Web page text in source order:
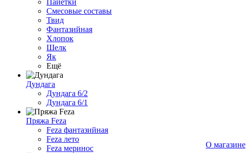
Смесовые составы
Твид
Фантазийная
Хлопок
Шелк
Як
Ещё
Дундага
Дундага 6/2
Дундага 6/1
Пряжа Feza
Feza фантазийная
Feza лето
Feza меринос
О магазине